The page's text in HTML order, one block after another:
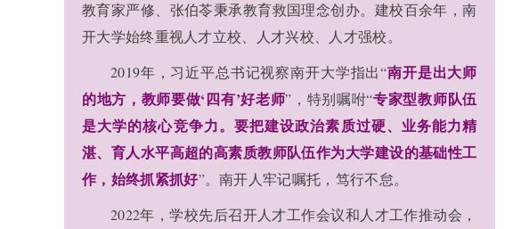
教育家严修、张伯苓秉承教育救国理念创办。建校百余年，南
开大学始终重视人才立校、人才兴校、人才强校。
2019年，习近平总书记视察南开大学指出“南开是出大师
的地方，教师要做‘四有’好老师”，特别嘱咐“专家型教师队伍
是大学的核心竞争力。要把建设政治素质过硬、业务能力精
湛、育人水平高超的高素质教师队伍作为大学建设的基础性工
作，始终抓紧抓好”。南开人牢记嘱托，笃行不怠。
2022年，学校先后召开人才工作会议和人才工作推动会，